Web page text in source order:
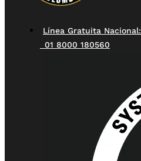
Línea Gratuita Nacional:
01 8000 180560